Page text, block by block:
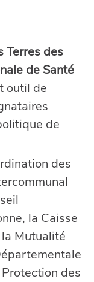
Terres des
de Santé
outil de
de
des
la Caisse
Mutualité
des